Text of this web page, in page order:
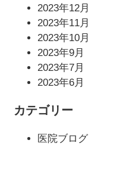
2023年12月
2023年11月
2023年10月
2023年9月
2023年7月
2023年6月
カテゴリー
医院ブログ